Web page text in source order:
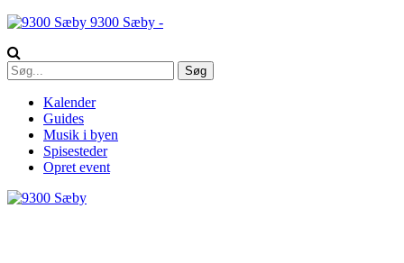
9300 Sæby -
Kalender
Guides
Musik i byen
Spisesteder
Opret event